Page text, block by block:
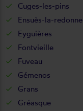
Cuges-les-pins
Ensuès-la-redonne
Eyguières
Fontvieille
Fuveau
Gémenos
Grans
Gréasque